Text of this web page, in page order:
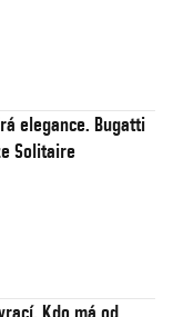
elegance. Bugatti
Solitaire